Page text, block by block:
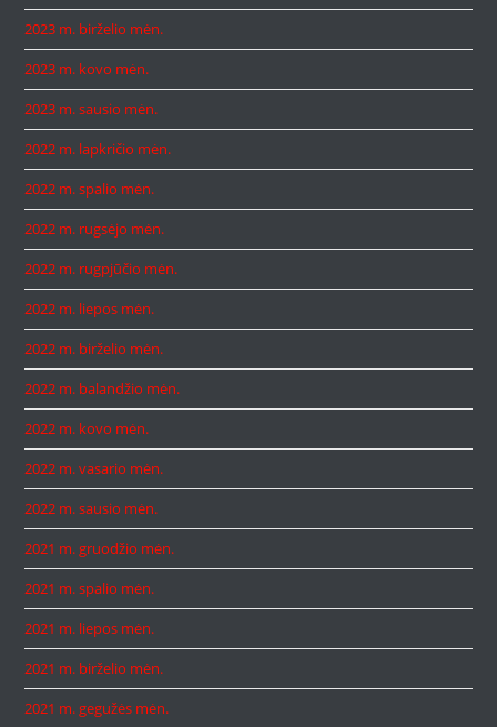
2023 m. birželio mėn.
2023 m. kovo mėn.
2023 m. sausio mėn.
2022 m. lapkričio mėn.
2022 m. spalio mėn.
2022 m. rugsėjo mėn.
2022 m. rugpjūčio mėn.
2022 m. liepos mėn.
2022 m. birželio mėn.
2022 m. balandžio mėn.
2022 m. kovo mėn.
2022 m. vasario mėn.
2022 m. sausio mėn.
2021 m. gruodžio mėn.
2021 m. spalio mėn.
2021 m. liepos mėn.
2021 m. birželio mėn.
2021 m. gegužės mėn.